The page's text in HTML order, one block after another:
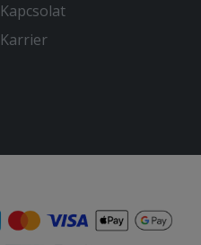
Kapcsolat
Karrier